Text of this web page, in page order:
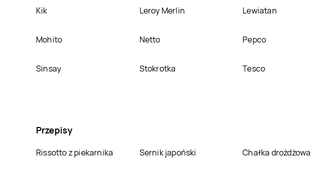
Kik Leroy Merlin Lewiatan
Mohito Netto Pepco
Sinsay Stokrotka Tesco
Przepisy
Rissotto z piekarnika Sernik japoński Chałka drożdżowa